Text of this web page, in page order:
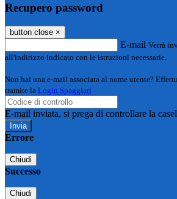
Recupero password
button close ×
E-mail Verrà
all'indirizzo indicato con le istruzioni necessarie.
Non hai una e-mail associata al nome utente?
tramite la Login Spaggiari
E-mail inviata, si prega di controllare la
Errore
Chiudi
Successo
Chiudi